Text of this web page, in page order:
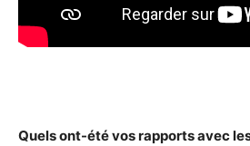
Quels ont-été vos rapports avec